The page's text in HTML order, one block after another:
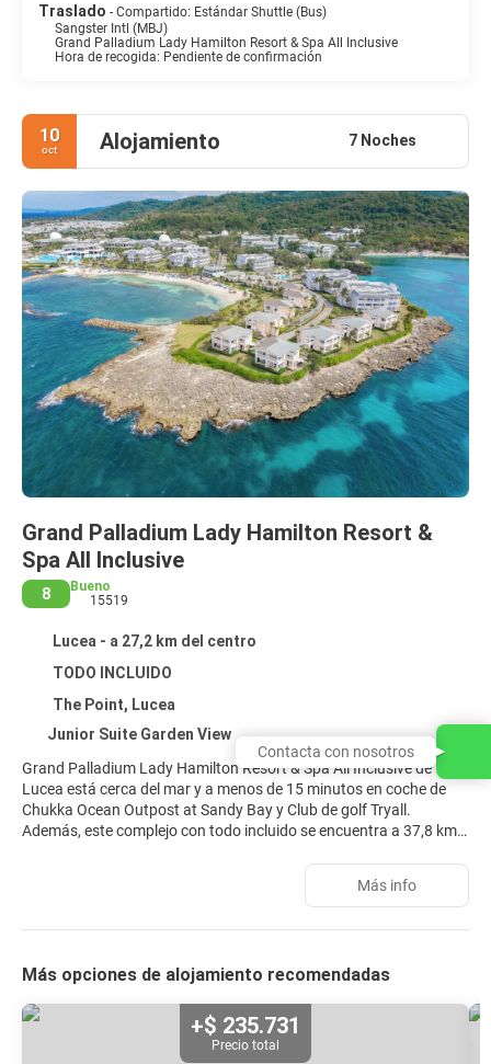
Traslado - Compartido: Estándar Shuttle (Bus)
Sangster Intl (MBJ)
Grand Palladium Lady Hamilton Resort & Spa All Inclusive
Hora de recogida: Pendiente de confirmación
10
oct Alojamiento 7 Noches
Grand Palladium Lady Hamilton Resort &
Spa All Inclusive
8
Bueno
15519
Lucea - a 27,2 km del centro
TODO INCLUIDO
The Point, Lucea
Junior Suite Garden View
Grand Palladium Lady Hamilton Resort & Spa All Inclusive de
Lucea está cerca del mar y a menos de 15 minutos en coche de
Chukka Ocean Outpost at Sandy Bay y Club de golf Tryall.
Además, este complejo con todo incluido se encuentra a 37,8 km
Relájate en el spa completo, que ofrece masajes, tratamientos
piscinas al aire libre nada como la playa privada para descansar.
conserjería y servicio de cuidado infantil (de pago).
Te sentirás como en tu propia casa en cualquiera de las 512
habitaciones con minibar y televisión de pantalla plana. Descansa
como nunca en una cama con edredón de plumas y ropa de cama
Más info
Más opciones de alojamiento recomendadas
+$ 235.731
Precio total
Contacta con nosotros